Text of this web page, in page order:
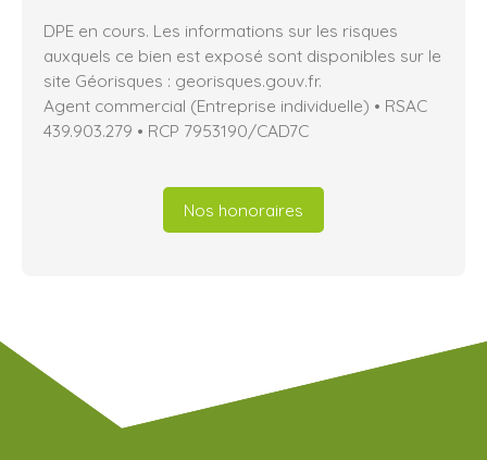
DPE en cours. Les informations sur les risques
auxquels ce bien est exposé sont disponibles sur le
site Géorisques : georisques.gouv.fr.
Agent commercial (Entreprise individuelle) • RSAC
439.903.279 • RCP 7953190/CAD7C
Nos honoraires